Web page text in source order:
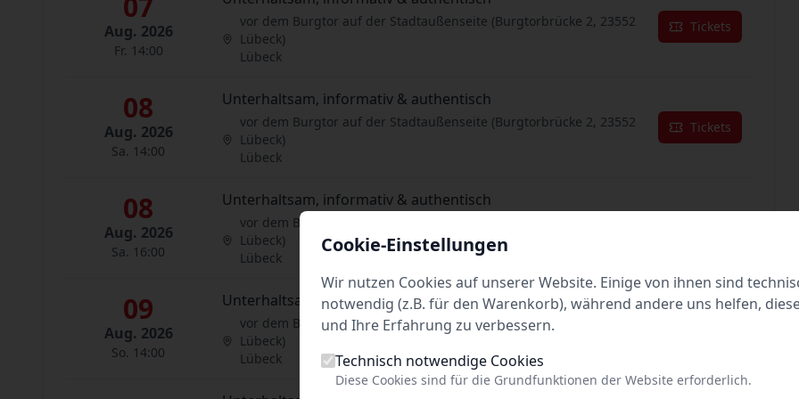
Aug. 2026
Fr. 14:00
vor dem Burgtor auf der Stadtaußenseite (Burgtorbrücke 2, 23552
Lübeck)
Lübeck
Tickets
08
Aug. 2026
Sa. 14:00
Unterhaltsam, informativ & authentisch
vor dem Burgtor auf der Stadtaußenseite (Burgtorbrücke 2, 23552
Lübeck)
Lübeck
Tickets
08
Aug. 2026
Sa. 16:00
Unterhaltsam, informativ & authentisch
vor dem Burgtor auf der Stadtaußenseite (Burgtorbrücke 2, 23552
Lübeck)
Lübeck
09
Aug. 2026
So. 14:00
Unterhaltsam, informativ & authentisch
vor dem Burgtor auf der Stadtaußenseite (Burgtorbrücke 2, 23552
Lübeck)
Lübeck
Cookie-Einstellungen
Wir nutzen Cookies auf unserer Website. Einige von ihnen sind
notwendig (z.B. für den Warenkorb), während andere uns helfen,
und Ihre Erfahrung zu verbessern.
Technisch notwendige Cookies
Diese Cookies sind für die Grundfunktionen der Website erforderlich.